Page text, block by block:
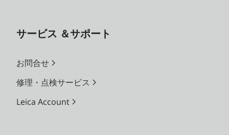
サービス ＆サポート
お問合せ
修理・点検サービス
Leica Account